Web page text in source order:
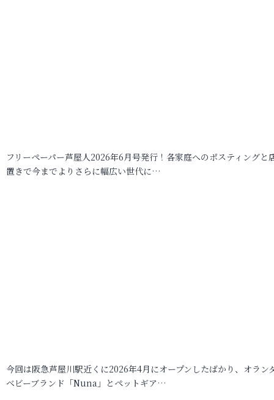
フリーペーパー芦屋人2026年6月号発行！各家庭へのポスティングと
置きで今までよりさらに幅広い世代に…
今回は阪急芦屋川駅近くに2026年4月にオープンしたばかり、オラン
ベビーブランド「Nuna」とペットギア…